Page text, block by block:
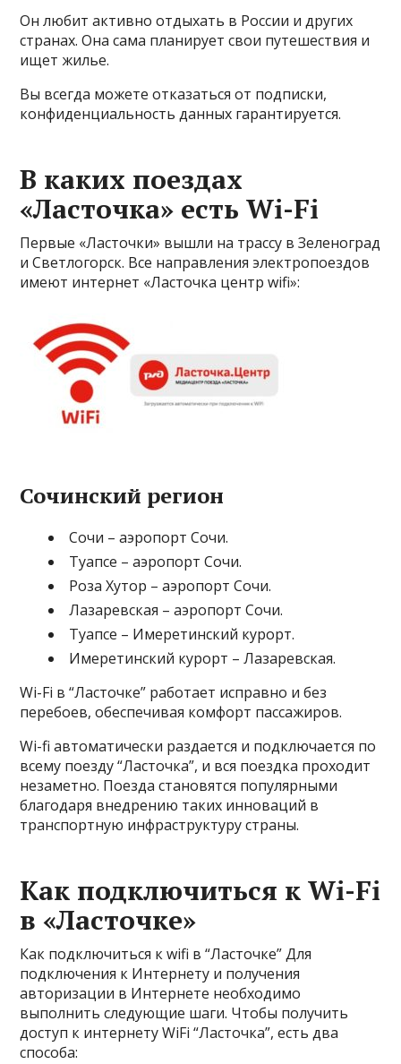
Он любит активно отдыхать в России и других
странах. Она сама планирует свои путешествия и
ищет жилье.
Вы всегда можете отказаться от подписки,
конфиденциальность данных гарантируется.
В каких поездах
«Ласточка» есть Wi-Fi
Первые «Ласточки» вышли на трассу в Зеленоград
и Светлогорск. Все направления электропоездов
имеют интернет «Ласточка центр wifi»:
Сочинский регион
Сочи – аэропорт Сочи.
Туапсе – аэропорт Сочи.
Роза Хутор – аэропорт Сочи.
Лазаревская – аэропорт Сочи.
Туапсе – Имеретинский курорт.
Имеретинский курорт – Лазаревская.
Wi-Fi в “Ласточке” работает исправно и без
перебоев, обеспечивая комфорт пассажиров.
Wi-fi автоматически раздается и подключается по
всему поезду “Ласточка”, и вся поездка проходит
незаметно. Поезда становятся популярными
благодаря внедрению таких инноваций в
транспортную инфраструктуру страны.
Как подключиться к Wi-Fi
в «Ласточке»
Как подключиться к wifi в “Ласточке” Для
подключения к Интернету и получения
авторизации в Интернете необходимо
выполнить следующие шаги. Чтобы получить
доступ к интернету WiFi “Ласточка”, есть два
способа: